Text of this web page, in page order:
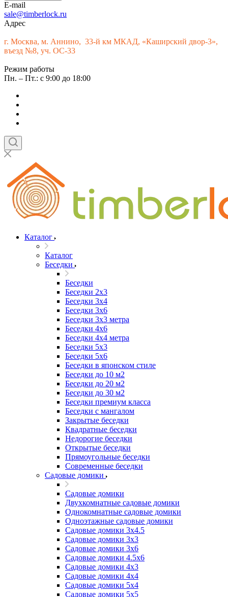
E-mail
sale@timberlock.ru
Адрес
г. Москва, м. Аннино, 33-й км МКАД, «Каширский двор-3»,
въезд №8, уч. ОС-33
Режим работы
Пн. – Пт.: с 9:00 до 18:00
Каталог
Каталог
Беседки
Беседки
Беседки 2x3
Беседки 3x4
Беседки 3x6
Беседки 3х3 метра
Беседки 4x6
Беседки 4х4 метра
Беседки 5x3
Беседки 5x6
Беседки в японском стиле
Беседки до 10 м2
Беседки до 20 м2
Беседки до 30 м2
Беседки премиум класса
Беседки с мангалом
Закрытые беседки
Квадратные беседки
Недорогие беседки
Открытые беседки
Прямоугольные беседки
Современные беседки
Садовые домики
Садовые домики
Двухкомнатные садовые домики
Однокомнатные садовые домики
Одноэтажные садовые домики
Садовые домики 3x4.5
Садовые домики 3х3
Садовые домики 3х6
Садовые домики 4.5x6
Садовые домики 4x3
Садовые домики 4x4
Садовые домики 5х4
Садовые домики 5х5